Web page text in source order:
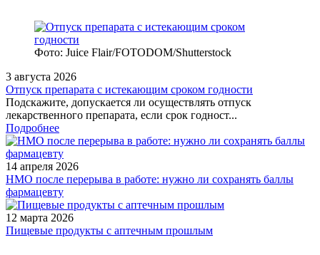
Фото: Juice Flair/FOTODOM/Shutterstoсk
3 августа 2026
Отпуск препарата с истекающим сроком годности
Подскажите, допускается ли осуществлять отпуск
лекарственного препарата, если срок годност...
Подробнее
14 апреля 2026
НМО после перерыва в работе: нужно ли сохранять баллы
фармацевту
12 марта 2026
Пищевые продукты с аптечным прошлым